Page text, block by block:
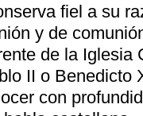
fiel a su
y de
de la
II o Benedicto
con